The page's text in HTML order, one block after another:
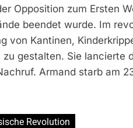
Opposition zum Ersten
beendet wurde. Im
von Kantinen,
gestalten. Sie lancierte
Armand starb am
Revolution